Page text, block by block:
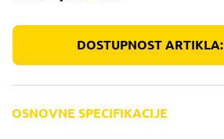
DOSTUPNOST ARTIKLA:
OSNOVNE SPECIFIKACIJE